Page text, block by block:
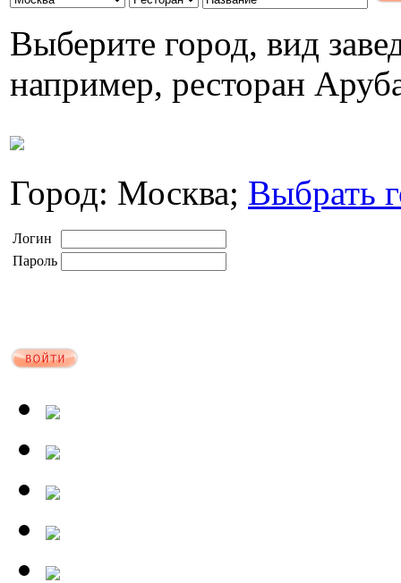
Выберите город, вид
например, ресторан
Город: Москва; Выбрать
Логин
Пароль